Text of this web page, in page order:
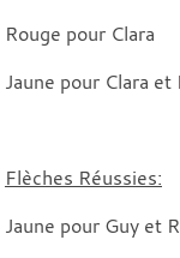
Rouge pour Clara
Jaune pour Clara et
Flèches Réussies:
Jaune pour Guy et